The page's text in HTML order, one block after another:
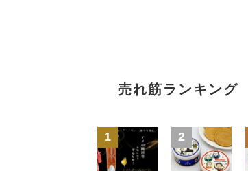
売れ筋ランキング
1 2